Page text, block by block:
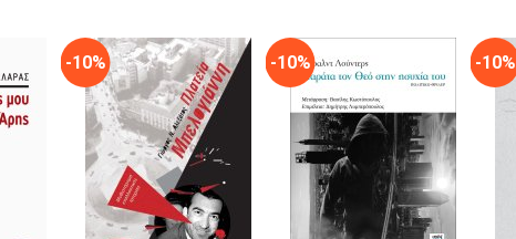
-10% -10% -10%